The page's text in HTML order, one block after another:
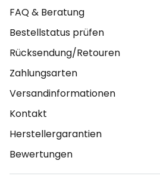
FAQ & Beratung
Bestellstatus prüfen
Rücksendung/Retouren
Zahlungsarten
Versandinformationen
Kontakt
Herstellergarantien
Bewertungen